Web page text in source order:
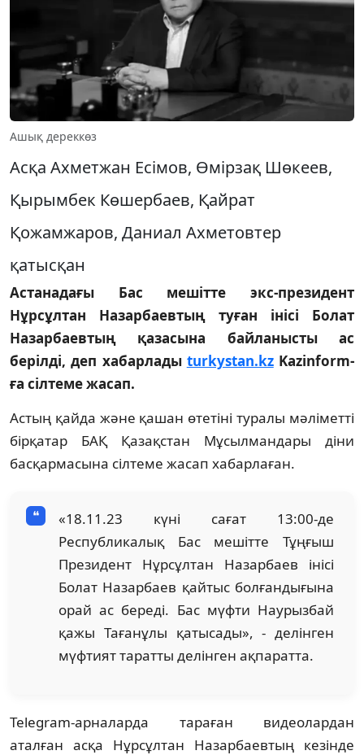
Ашық дереккөз
Асқа Ахметжан Есімов, Өмірзақ Шөкеев,
Қырымбек Көшербаев, Қайрат
Қожамжаров, Даниал Ахметовтер
қатысқан
Астанадағы Бас мешітте экс-президент
Нұрсұлтан Назарбаевтың туған інісі Болат
Назарбаевтың қазасына байланысты ас
берілді, деп хабарлады turkystan.kzKazinform-
ға сілтеме жасап.
Астың қайда және қашан өтетіні туралы мәліметті
бірқатар БАҚ Қазақстан Мұсылмандары діни
басқармасына сілтеме жасап хабарлаған.
«18.11.23 күні сағат 13:00-де
Республикалық Бас мешітте Тұңғыш
Президент Нұрсұлтан Назарбаев інісі
Болат Назарбаев қайтыс болғандығына
орай ас береді. Бас мүфти Наурызбай
қажы Тағанұлы қатысады», - делінген
мүфтият таратты делінген ақпаратта.
Telegram-арналарда тараған видеолардан
аталған асқа Нұрсұлтан Назарбаевтың кезінде